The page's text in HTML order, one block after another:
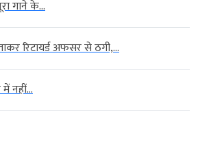
गाने के...
रिटायर्ड अफसर से ठगी,...
नहीं...